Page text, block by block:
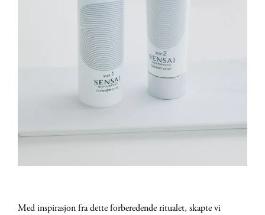
Med inspirasjon fra dette forberedende ritualet, skapte vi